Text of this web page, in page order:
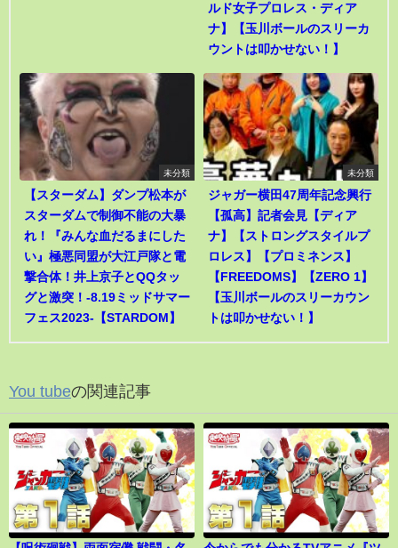
ルド女子プロレス・ディア
ナ】【玉川ボールのスリーカ
ウントは叩かせない！】
未分類
【スターダム】ダンプ松本が
スターダムで制御不能の大暴
れ！『みんな血だるまにした
い』極悪同盟が大江戸隊と電
撃合体！井上京子とQQタッ
グと激突！-8.19ミッドサマー
フェス2023-【STARDOM】
未分類
ジャガー横田47周年記念興行
【孤高】記者会見【ディア
ナ】【ストロングスタイルプ
ロレス】【プロミネンス】
【FREEDOMS】【ZERO 1】
【玉川ボールのスリーカウン
トは叩かせない！】
You tubeの関連記事